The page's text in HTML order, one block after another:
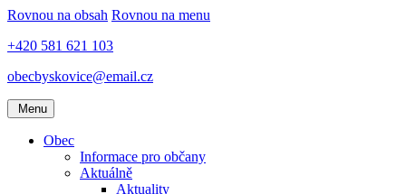
Rovnou na obsah Rovnou na menu
+420 581 621 103
obecbyskovice@email.cz
Menu
Obec
Informace pro občany
Aktuálně
Aktuality